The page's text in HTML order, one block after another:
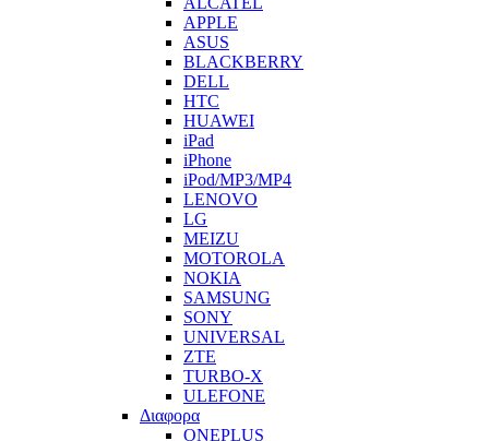
APPLE
ASUS
BLACKBERRY
DELL
HTC
HUAWEI
iPad
iPhone
iPod/MP3/MP4
LENOVO
LG
MEIZU
MOTOROLA
NOKIA
SAMSUNG
SONY
UNIVERSAL
ZTE
TURBO-X
ULEFONE
Διαφορα
ONEPLUS